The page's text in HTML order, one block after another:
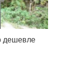
дешевле